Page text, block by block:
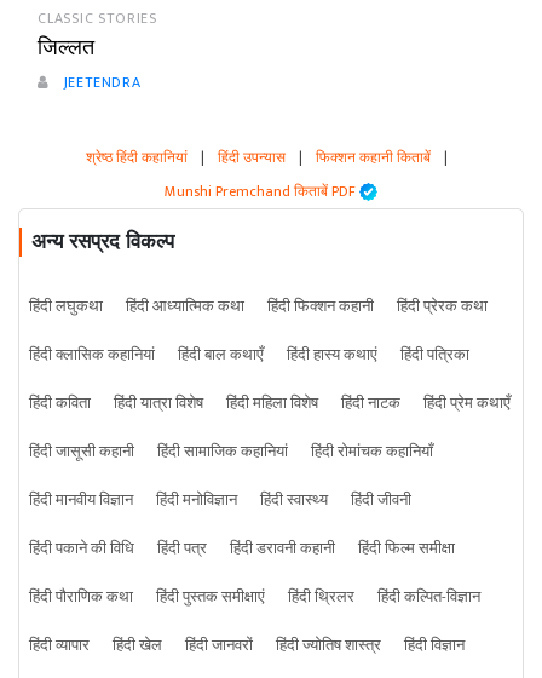
CLASSIC STORIES
जिल्लत
JEETENDRA
श्रेष्ठ हिंदी कहानियां | हिंदी उपन्यास | फिक्शन कहानी किताबें |
Munshi Premchand किताबें PDF
अन्य रसप्रद विकल्प
हिंदी लघुकथा हिंदी आध्यात्मिक कथा हिंदी फिक्शन कहानी
हिंदी प्रेरक कथा
हिंदी क्लासिक कहानियां
हिंदी बाल कथाएँ हिंदी हास्य कथाएं
हिंदी पत्रिका
हिंदी कविता
हिंदी यात्रा विशेष हिंदी महिला विशेष हिंदी नाटक
हिंदी प्रेम कथाएँ
हिंदी जासूसी कहानी
हिंदी सामाजिक कहानियां
हिंदी रोमांचक कहानियाँ
हिंदी मानवीय विज्ञान
हिंदी मनोविज्ञान हिंदी स्वास्थ्य
हिंदी जीवनी
हिंदी पकाने की विधि
हिंदी पत्र हिंदी डरावनी कहानी
हिंदी फिल्म समीक्षा
हिंदी पौराणिक कथा
हिंदी पुस्तक समीक्षाएं हिंदी थ्रिलर
हिंदी कल्पित-विज्ञान
हिंदी व्यापार
हिंदी खेल हिंदी जानवरों हिंदी ज्योतिष शास्त्र
हिंदी विज्ञान